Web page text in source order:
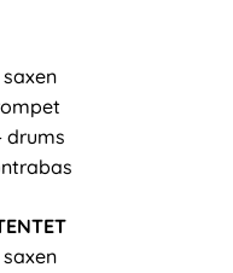
drums